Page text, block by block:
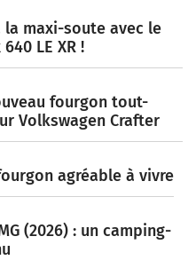
la maxi-soute avec le
LE XR !
fourgon tout-
Volkswagen Crafter
agréable à vivre
(2026) : un camping-